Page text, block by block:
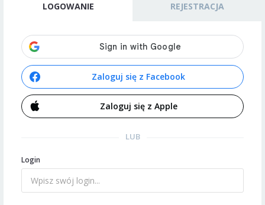
LOGOWANIE REJESTRACJA
Zaloguj się z Facebook
Zaloguj się z Apple
LUB
Login